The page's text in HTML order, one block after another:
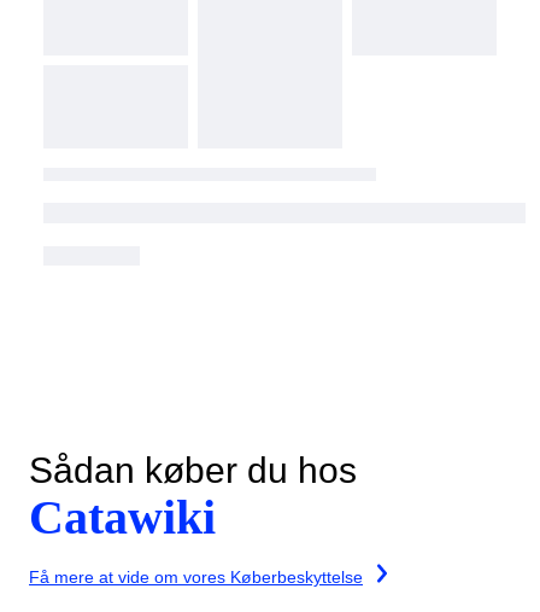
Sådan køber du hos
Catawiki
Få mere at vide om vores Køberbeskyttelse